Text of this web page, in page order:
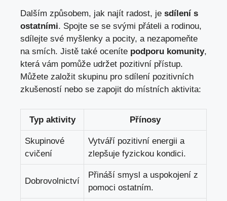
Dalším způsobem, jak najít radost, je sdílení s
ostatními. Spojte se se svými přáteli a rodinou,
sdílejte své myšlenky a pocity, a nezapomeňte
na smích. Jistě také oceníte podporu komunity,
která vám pomůže udržet pozitivní přístup.
Můžete založit skupinu pro sdílení pozitivních
zkušeností nebo se zapojit do místních aktivita:
Typ aktivity Přínosy
Skupinové
cvičení
Vytváří pozitivní energii a
zlepšuje fyzickou kondici.
Dobrovolnictví
Přináší smysl a uspokojení z
pomoci ostatním.